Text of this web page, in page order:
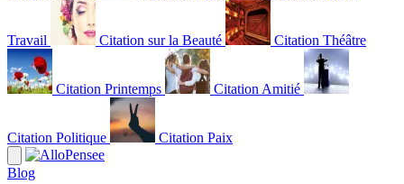
Travail Citation sur la Beauté Citation Théâtre
Citation Printemps Citation Amitié
Citation Politique Citation Paix
Blog